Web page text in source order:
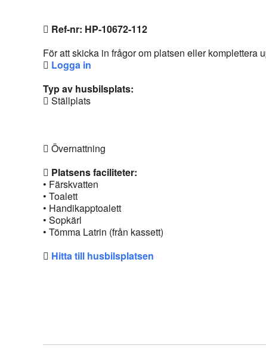
Ref-nr: HP-10672-112
För att skicka in frågor om platsen eller komplettera
Logga in
Typ av husbilsplats:
Ställplats
Övernattning
Platsens faciliteter:
• Färskvatten
• Toalett
• Handikapptoalett
• Sopkärl
• Tömma Latrin (från kassett)
Hitta till husbilsplatsen